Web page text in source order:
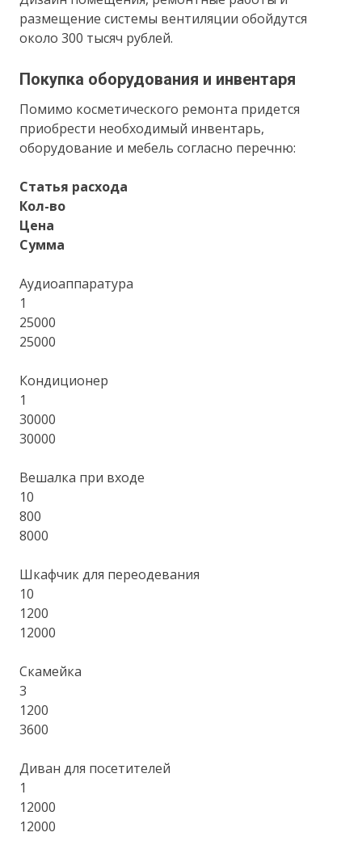
размещение системы вентиляции обойдутся
около 300 тысяч рублей.
Покупка оборудования и инвентаря
Помимо косметического ремонта придется
приобрести необходимый инвентарь,
оборудование и мебель согласно перечню:
Статья расхода
Кол-во
Цена
Сумма
Аудиоаппаратура
1
25000
25000
Кондиционер
1
30000
30000
Вешалка при входе
10
800
8000
Шкафчик для переодевания
10
1200
12000
Скамейка
3
1200
3600
Диван для посетителей
1
12000
12000